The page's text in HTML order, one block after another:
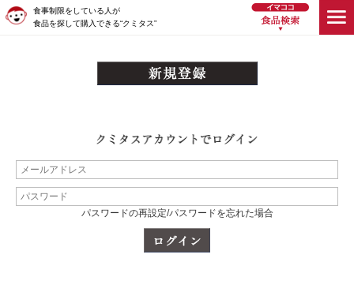
食事制限をしている人が
食品を探して購入できる“クミタス”
パスワードの再設定/パスワードを忘れた場合